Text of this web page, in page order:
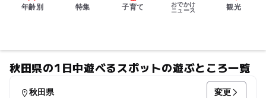
年齢別 特集 子育て
おでかけ
ニュース
観光
秋田県の1日中遊べるスポットの遊ぶところ一覧
秋田県 変更